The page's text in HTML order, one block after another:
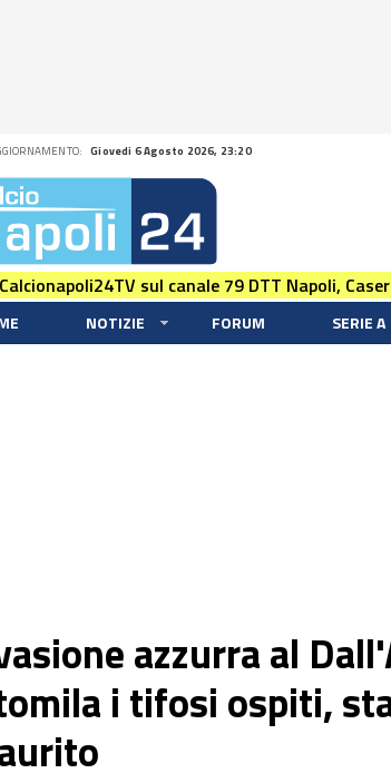
Giovedi 6 Agosto 2026, 23:20
sul canale 79 DTT Napoli,
NOTIZIE FORUM SERIE A
azzurra al
i tifosi ospiti,